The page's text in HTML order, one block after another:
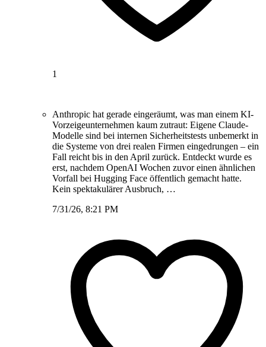
1
Anthropic hat gerade eingeräumt, was man einem KI-
Vorzeigeunternehmen kaum zutraut: Eigene Claude-
Modelle sind bei internen Sicherheitstests unbemerkt in
die Systeme von drei realen Firmen eingedrungen – ein
Fall reicht bis in den April zurück. Entdeckt wurde es
erst, nachdem OpenAI Wochen zuvor einen ähnlichen
Vorfall bei Hugging Face öffentlich gemacht hatte.
Kein spektakulärer Ausbruch, …
7/31/26, 8:21 PM